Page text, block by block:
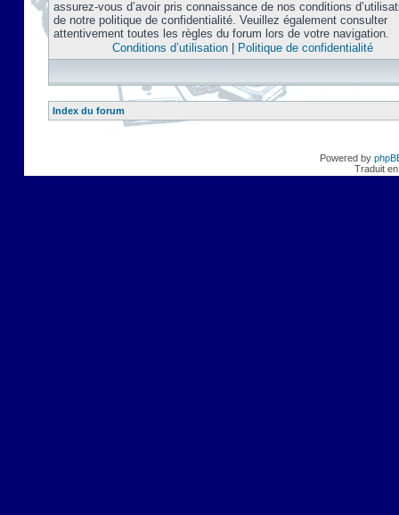
assurez-vous d’avoir pris connaissance de nos conditions
de notre politique de confidentialité. Veuillez également consulter
attentivement toutes les règles du forum lors de votre navigation.
Conditions d’utilisation| Politique de confidentialité
Index du forum
Powered by
Traduit